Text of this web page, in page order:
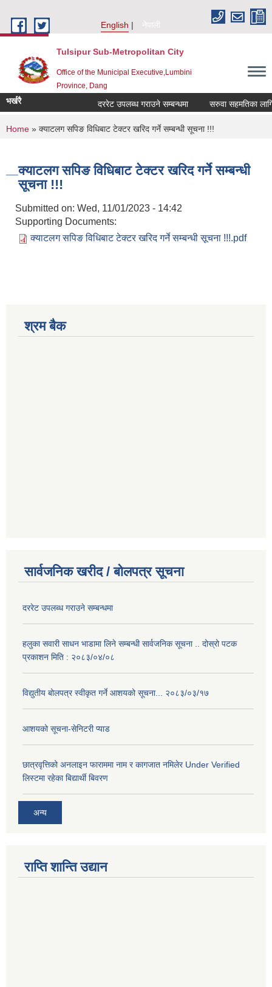
English
नेपाली
Tulsipur Sub-Metropolitan City
Office of the Municipal Executive,Lumbini
Province, Dang
भर्खरै दररेट उपलब्ध गराउने सम्बन्धमा सरुवा सहमतिका लागि
You are here
Home » क्याटलग सपिङ विधिबाट टेक्टर खरिद गर्ने सम्बन्धी सूचना !!!
क्याटलग सपिङ विधिबाट टेक्टर खरिद गर्ने सम्बन्धी
सूचना !!!
Submitted on: Wed, 11/01/2023 - 14:42
Supporting Documents:
क्याटलग सपिङ विधिबाट टेक्टर खरिद गर्ने सम्बन्धी सूचना !!!.pdf
श्रम बैक
सार्वजनिक खरीद / बोलपत्र सूचना
दररेट उपलब्ध गराउने सम्बन्धमा
हलुका सवारी साधन भाडामा लिने सम्बन्धी सार्वजनिक सूचना .. दोस्रो पटक
प्रकाशन मिति : २०८३/०४/०८
विद्युतीय बोलपत्र स्वीकृत गर्ने आशयको सूचना... २०८३/०३/१७
आशयको सूचना-सेनिटरी प्याड
छात्रवृत्तिको अनलाइन फाराममा नाम र कागजात नमिलेर Under Verified
लिस्टमा रहेका बिद्यार्थी बिवरण
अन्य
राप्ति शान्ति उद्यान